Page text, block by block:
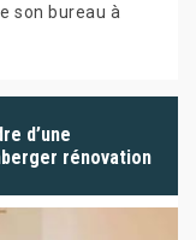
son bureau à
d’une
rénovation